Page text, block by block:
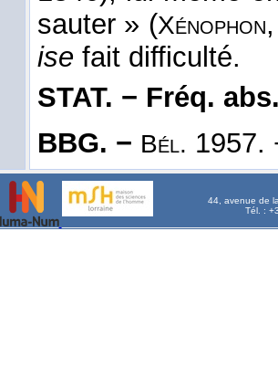
sauter » (Xénophon
ise fait difficulté.
STAT. − Fréq.
BBG. − Bél.
44, avenue de
Tél. :